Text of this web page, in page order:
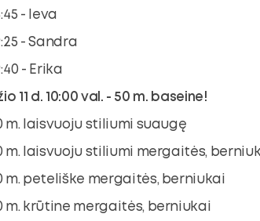
- Ieva
- Sandra
- Erika
11 d. 10:00 val. - 50 m. baseine!
m. laisvuoju stiliumi suaugę
m. laisvuoju stiliumi mergaitės,
m. peteliške mergaitės, berniukai
m. krūtine mergaitės, berniukai